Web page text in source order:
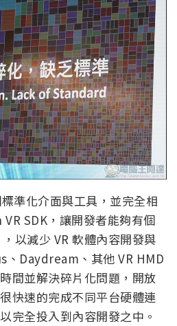
準化介面與工具，並完全相
SDK，讓開發者能夠有個
以減少 VR 軟體內容開發與
、Daydream、其他 VR HMD
間並解決碎片化問題，開放
快速的完成不同平台硬體連
完全投入到內容開發之中。